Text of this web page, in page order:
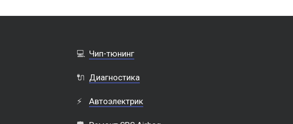
💻 Чип-тюнинг
🔌 Диагностика
⚡ Автоэлектрик